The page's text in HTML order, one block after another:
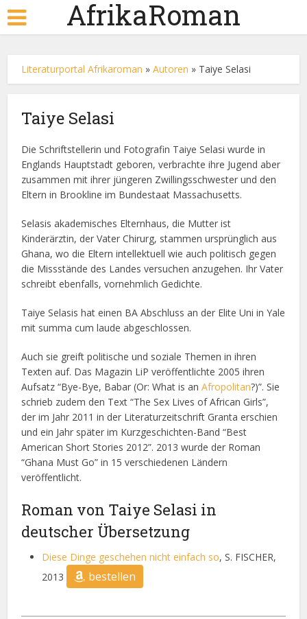
AfrikaRoman
Literaturportal Afrikaroman »Autoren » Taiye Selasi
Taiye Selasi
Die Schriftstellerin und Fotografin Taiye Selasi wurde in
Englands Hauptstadt geboren, verbrachte ihre Jugend aber
zusammen mit ihrer jüngeren Zwillingsschwester und den
Eltern in Brookline im Bundestaat Massachusetts.
Selasis akademisches Elternhaus, die Mutter ist
Kinderärztin, der Vater Chirurg, stammen ursprünglich aus
Ghana, wo die Eltern intellektuell wie auch politisch gegen
die Missstände des Landes versuchen anzugehen. Ihr Vater
schreibt ebenfalls, vornehmlich Gedichte.
Taiye Selasis hat einen BA Abschluss an der Elite Uni in Yale
mit summa cum laude abgeschlossen.
Auch sie greift politische und soziale Themen in ihren
Texten auf. Das Magazin LiP veröffentlichte 2005 ihren
Aufsatz “Bye-Bye, Babar (Or: What is anAfropolitan?)”. Sie
schrieb zudem den Text “The Sex Lives of African Girls”,
der im Jahr 2011 in der Literaturzeitschrift Granta erschien
und ein Jahr später im Kurzgeschichten-Band “Best
American Short Stories 2012”. 2013 wurde der Roman
“Ghana Must Go” in 15 verschiedenen Ländern
veröffentlicht.
Roman von Taiye Selasi in
deutscher Übersetzung
Diese Dinge geschehen nicht einfach so, S. FISCHER,
2013
bestellen